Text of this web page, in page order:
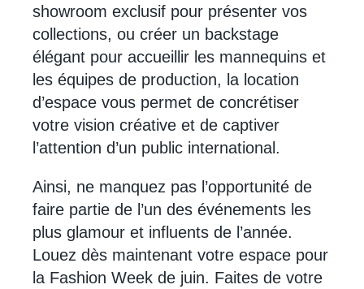
showroom exclusif pour présenter vos
collections, ou créer un backstage
élégant pour accueillir les mannequins et
les équipes de production, la location
d’espace vous permet de concrétiser
votre vision créative et de captiver
l’attention d’un public international.
Ainsi, ne manquez pas l’opportunité de
faire partie de l’un des événements les
plus glamour et influents de l’année.
Louez dès maintenant votre espace pour
la Fashion Week de juin. Faites de votre